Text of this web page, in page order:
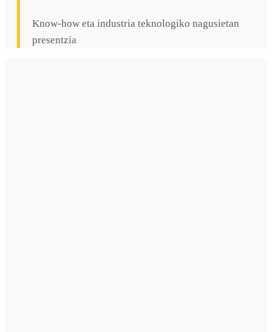
Know-how eta industria teknologiko nagusietan
presentzia